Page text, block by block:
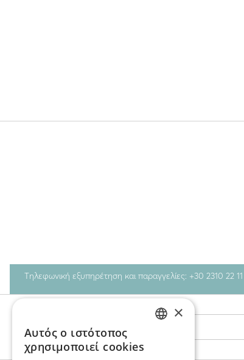
Τηλεφωνική εξυπηρέτηση και παραγγελίες: +30 2310 22
Stay Connected
×
Αυτός ο ιστότοπος
χρησιμοποιεί cookies